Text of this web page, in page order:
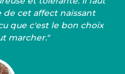
cet affect naissant
que c'est le bon choix
marcher."